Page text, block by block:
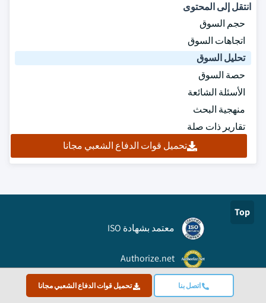
اتصل بنا تحميل قوات الدفاع الشعبي مجانا
انتقل إلى المحتوى
حجم السوق
اتجاهات السوق
تحليل السوق
حصة السوق
الأسئلة الشائعة
منهجية البحث
تقارير ذات صلة
تحميل قوات الدفاع الشعبي مجانا
Top
معتمد بشهادة ISO
Authorize.net
معتمد بتصنيف A+ من